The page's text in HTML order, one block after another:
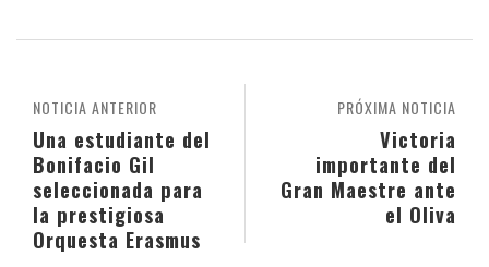
PRÓXIMA NOTICIA
Victoria
importante del
Gran Maestre ante
el Oliva
NOTICIA ANTERIOR
Una estudiante del
Bonifacio Gil
seleccionada para
la prestigiosa
Orquesta Erasmus